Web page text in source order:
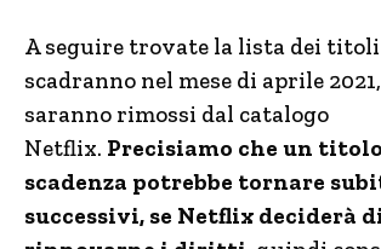
A seguire trovate la lista dei titoli
scadranno nel mese di aprile
saranno rimossi dal catalogo
Netflix. Precisiamo che un
scadenza potrebbe tornare
successivi, se Netflix deciderà